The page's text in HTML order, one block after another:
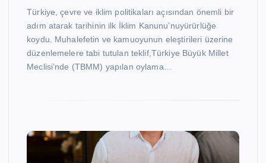
Türkiye, çevre ve iklim politikaları açısından önemli bir
adım atarak tarihinin ilk İklim Kanunu’nuyürürlüğe
koydu. Muhalefetin ve kamuoyunun eleştirileri üzerine
düzenlemelere tabi tutulan teklif,Türkiye Büyük Millet
Meclisi’nde (TBMM) yapılan oylama…